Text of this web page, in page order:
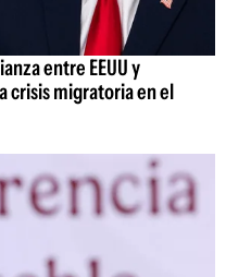
entre EEUU y
crisis migratoria en el